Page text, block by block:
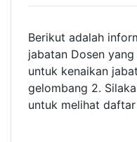
Berikut adalah
jabatan Dosen
untuk kenaikan
gelombang 2.
untuk melihat